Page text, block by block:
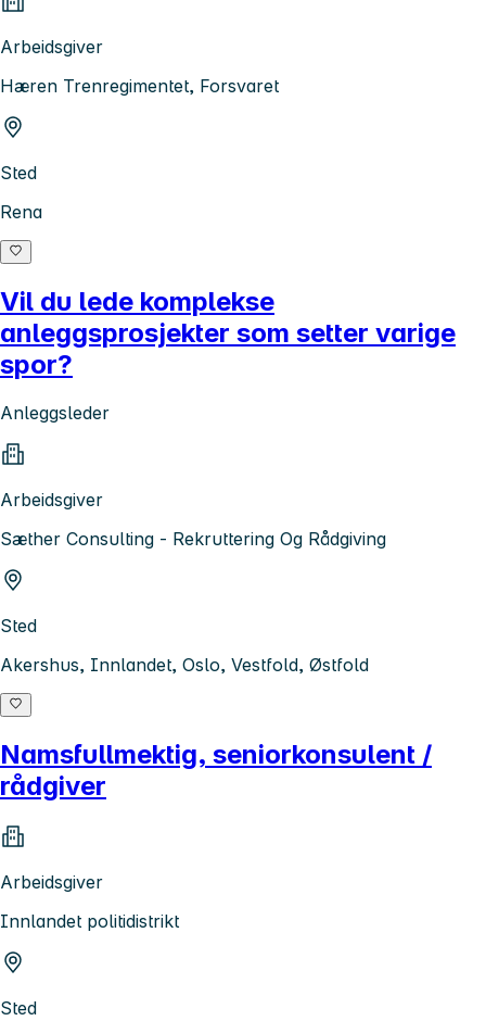
Arbeidsgiver
Hæren Trenregimentet, Forsvaret
Sted
Rena
Vil du lede komplekse
anleggsprosjekter som setter varige
spor?
Anleggsleder
Arbeidsgiver
Sæther Consulting - Rekruttering Og Rådgiving
Sted
Akershus, Innlandet, Oslo, Vestfold, Østfold
Namsfullmektig, seniorkonsulent /
rådgiver
Arbeidsgiver
Innlandet politidistrikt
Sted